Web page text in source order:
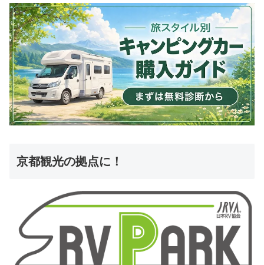
京都観光の拠点に！